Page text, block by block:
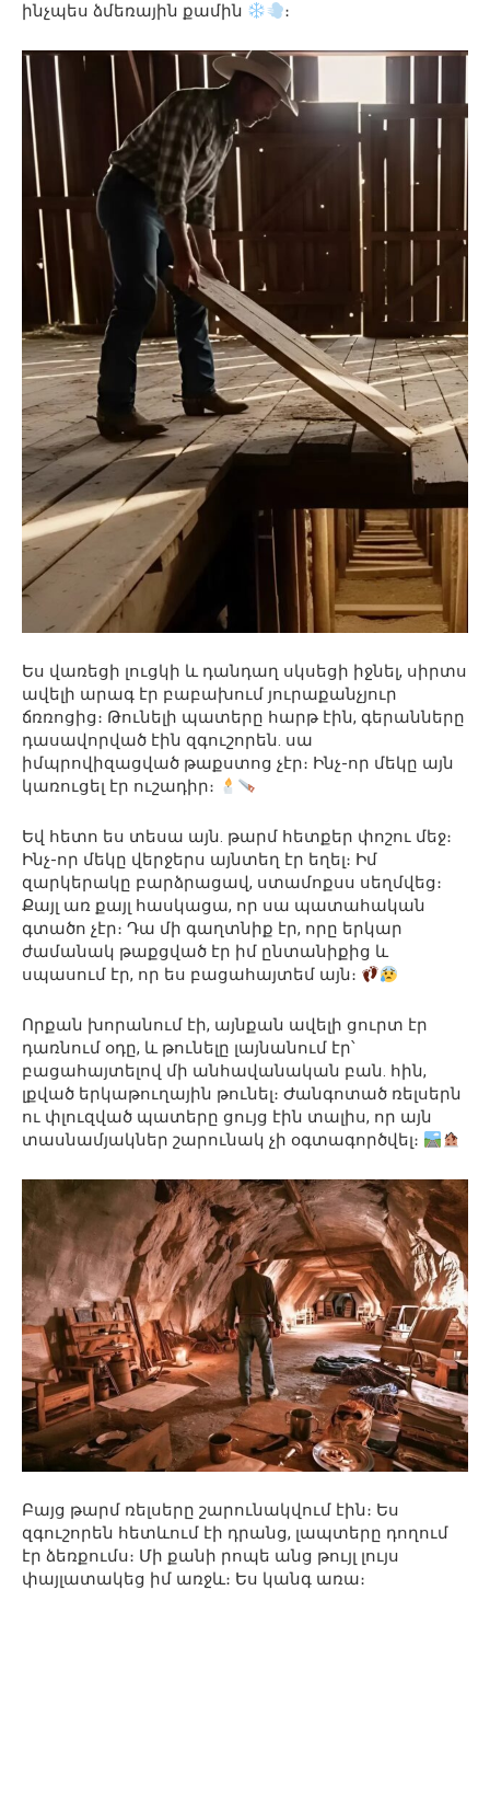
ինչպես ձմեռային քամին
։
Ես վառեցի լուցկի և դանդաղ սկսեցի իջնել, սիրտս
ավելի արագ էր բաբախում յուրաքանչյուր
ճռռոցից։ Թունելի պատերը հարթ էին, գերանները
դասավորված էին զգուշորեն. սա
իմպրովիզացված թաքստոց չէր։ Ինչ-որ մեկը այն
կառուցել էր ուշադիր։
Եվ հետո ես տեսա այն. թարմ հետքեր փոշու մեջ։
Ինչ-որ մեկը վերջերս այնտեղ էր եղել։ Իմ
զարկերակը բարձրացավ, ստամոքսս սեղմվեց։
Քայլ առ քայլ հասկացա, որ սա պատահական
գտածո չէր։ Դա մի գաղտնիք էր, որը երկար
ժամանակ թաքցված էր իմ ընտանիքից և
սպասում էր, որ ես բացահայտեմ այն։
Որքան խորանում էի, այնքան ավելի ցուրտ էր
դառնում օդը, և թունելը լայնանում էր՝
բացահայտելով մի անհավանական բան. հին,
լքված երկաթուղային թունել։ Ժանգոտած ռելսերն
ու փլուզված պատերը ցույց էին տալիս, որ այն
տասնամյակներ շարունակ չի օգտագործվել։
Բայց թարմ ռելսերը շարունակվում էին։ Ես
զգուշորեն հետևում էի դրանց, լապտերը դողում
էր ձեռքումս։ Մի քանի րոպե անց թույլ լույս
փայլատակեց իմ առջև։ Ես կանգ առա։